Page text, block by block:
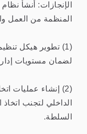
الإنجازات: أنشأ
المنظمة من العمل
(1) تطوير هيكل
لضمان مستويات
(2) إنشاء عمليات
الداخلي لتجنب
السلطة.